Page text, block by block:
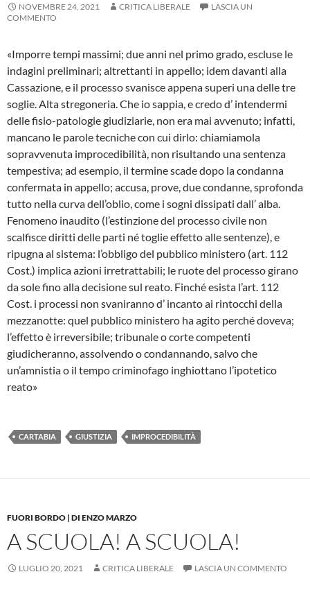
NOVEMBRE 24, 2021 CRITICA LIBERALE
LASCIA UN
COMMENTO
«Imporre tempi massimi; due anni nel primo grado, escluse le
indagini preliminari; altrettanti in appello; idem davanti alla
Cassazione, e il processo svanisce appena superi una delle tre
soglie. Alta stregoneria. Che io sappia, e credo d’ intendermi
delle fisio-patologie giudiziarie, non era mai avvenuto; infatti,
mancano le parole tecniche con cui dirlo: chiamiamola
sopravvenuta improcedibilità, non risultando una sentenza
tempestiva; ad esempio, il termine scade dopo la condanna
confermata in appello; accusa, prove, due condanne, sprofonda
tutto nella curva dell’oblio, come i sogni dissipati dall’ alba.
Fenomeno inaudito (l’estinzione del processo civile non
scalfisce diritti delle parti né toglie effetto alle sentenze), e
ripugna al sistema: l’obbligo del pubblico ministero (art. 112
Cost.) implica azioni irretrattabili; le ruote del processo girano
da sole fino alla decisione sul reato. Finché esista l’art. 112
Cost. i processi non svaniranno d’ incanto ai rintocchi della
mezzanotte: quel pubblico ministero ha agito perché doveva;
l’effetto è irreversibile; tribunale o corte competenti
giudicheranno, assolvendo o condannando, salvo che
un’amnistia o il tempo criminofago inghiottano l’ipotetico
reato»
CARTABIA GIUSTIZIA IMPROCEDIBILITÀ
FUORI BORDO | DI ENZO MARZO
A SCUOLA! A SCUOLA!
LUGLIO 20, 2021 CRITICA LIBERALE LASCIA UN COMMENTO